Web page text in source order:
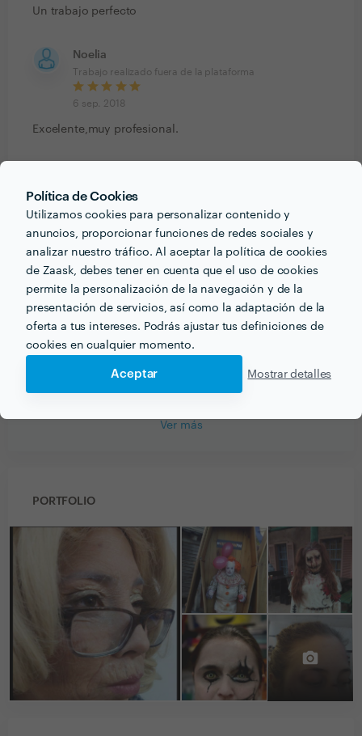
Política de Cookies
Utilizamos cookies para personalizar contenido y
anuncios, proporcionar funciones de redes sociales y
analizar nuestro tráfico. Al aceptar la política de cookies
de Zaask, debes tener en cuenta que el uso de cookies
permite la personalización de la navegación y de la
presentación de servicios, así como la adaptación de la
oferta a tus intereses. Podrás ajustar tus definiciones de
cookies en cualquier momento.
Aceptar Mostrar detalles
Un trabajo perfecto
Noelia
Trabajo realizado fuera de la plataforma
6 sep. 2018
Excelente,muy profesional.
Trabajo realizado fuera de la plataforma
Un trabajo extraordinarios
Yesica yazmin
Trabajo realizado fuera de la plataforma
6 sep. 2018
Ver más
PORTFOLIO